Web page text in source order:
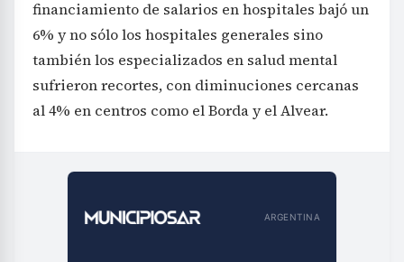
financiamiento de salarios en hospitales bajó un
6% y no sólo los hospitales generales sino
también los especializados en salud mental
sufrieron recortes, con diminuciones cercanas
al 4% en centros como el Borda y el Alvear.
ARGENTINA